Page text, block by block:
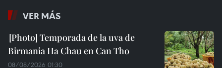
VER MÁS
Temporada de la uva de
Birmania Ha Chau en Can Tho
08/08/2026 01:30